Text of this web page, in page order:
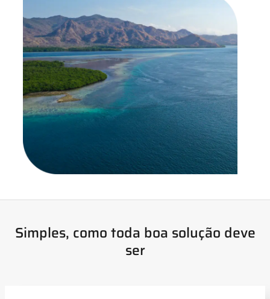
Simples, como toda boa solução deve
ser